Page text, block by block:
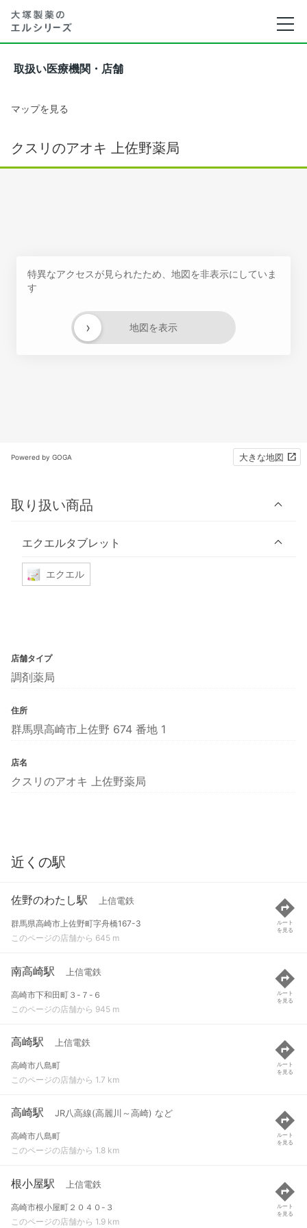
取扱い医療機関・店舗
マップを見る
クスリのアオキ 上佐野薬局
特異なアクセスが見られたため、地図を非表示にしていま
す
地図を表示
›
Powered by GOGA 大きな地図
取り扱い商品
エクエルタブレット
エクエル
店舗タイプ
調剤薬局
住所
群馬県高崎市上佐野 674 番地 1
店名
クスリのアオキ 上佐野薬局
近くの駅
佐野のわたし駅 上信電鉄
群馬県高崎市上佐野町字舟橋167-3
このページの店舗から 645 m
ルート
を見る
南高崎駅 上信電鉄
高崎市下和田町３-７-６
このページの店舗から 945 m
ルート
を見る
高崎駅 上信電鉄
高崎市八島町
このページの店舗から 1.7 km
ルート
を見る
高崎駅 JR八高線(高麗川～高崎) など
高崎市八島町
このページの店舗から 1.8 km
ルート
を見る
根小屋駅 上信電鉄
高崎市根小屋町２０４０-３
このページの店舗から 1.9 km
ルート
を見る